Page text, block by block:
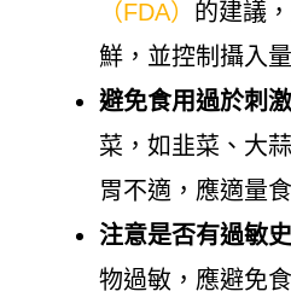
（FDA） 的建議
鮮，並控制攝入量
避免食用過於刺
菜，如韭菜、大
胃不適，應適量
注意是否有過敏史
物過敏，應避免